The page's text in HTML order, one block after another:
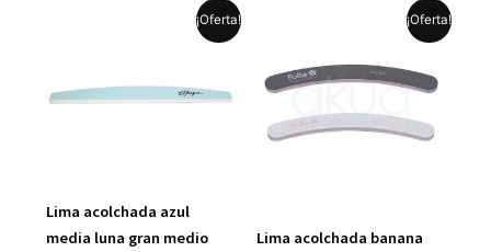
¡Oferta!
Lima acolchada azul
media luna gran medio
era:
precio
es:
¡Oferta!
Lima acolchada banana
original
era:
2,50 €.
precio
actual
es:
1,75 €.
tiene
múltiples
variantes.
Las